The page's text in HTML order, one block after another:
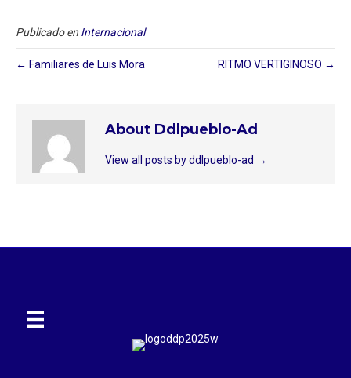
Publicado en Internacional
← Familiares de Luis Mora RITMO VERTIGINOSO →
About Ddlpueblo-Ad
View all posts by ddlpueblo-ad →